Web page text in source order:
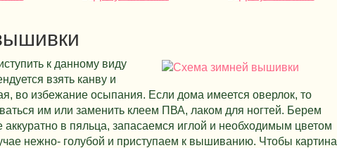
к данному виду
взять канву и
во избежание осыпания. Если дома имеется оверлок, то
им или заменить клеем ПВА, лаком для ногтей. Берем
аккуратно в пяльца, запасаемся иглой и необходимым цветом
нежно- голубой и приступаем к вышиванию. Чтобы картина